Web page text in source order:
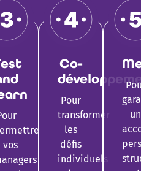
vos
Co-
Pour
transformer
les
défis
individuels
un